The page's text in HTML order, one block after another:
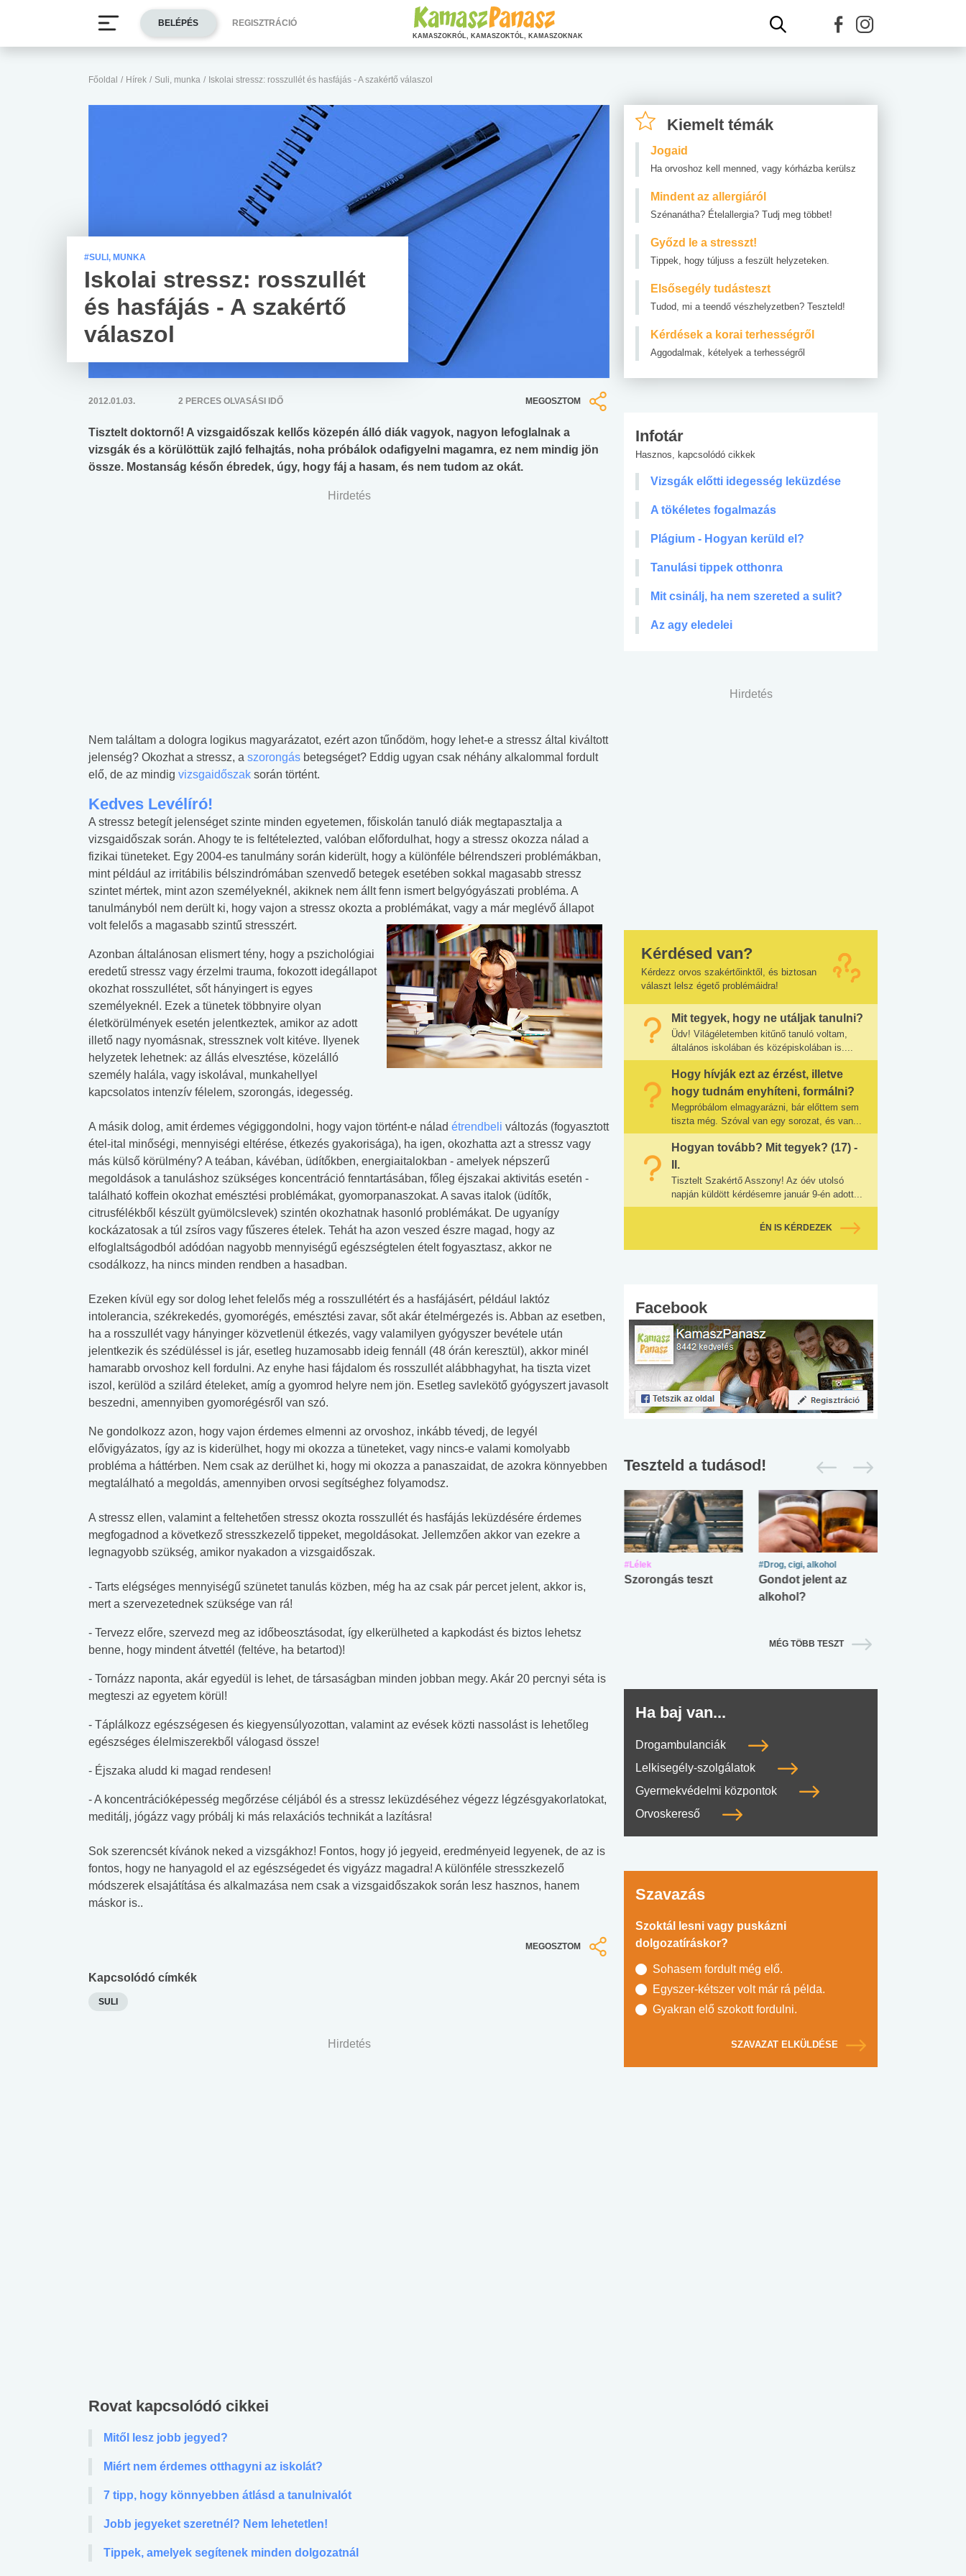
Főoldal / Hírek / Suli, munka / Iskolai stressz: rosszullét és hasfájás - A szakértő válaszol
#SULI, MUNKA
Iskolai stressz: rosszullét
és hasfájás - A szakértő
válaszol
2012.01.03. 2 PERCES OLVASÁSI IDŐ MEGOSZTOM
Tisztelt doktornő! A vizsgaidőszak kellős közepén álló diák vagyok, nagyon lefoglalnak a
vizsgák és a körülöttük zajló felhajtás, noha próbálok odafigyelni magamra, ez nem mindig jön
össze. Mostanság későn ébredek, úgy, hogy fáj a hasam, és nem tudom az okát.
Hirdetés
Nem találtam a dologra logikus magyarázatot, ezért azon tűnődöm, hogy lehet-e a stressz által kiváltott
jelenség? Okozhat a stressz, a szorongás betegséget? Eddig ugyan csak néhány alkalommal fordult
elő, de az mindig vizsgaidőszak során történt.
Kedves Levélíró!
A stressz betegít jelenséget szinte minden egyetemen, főiskolán tanuló diák megtapasztalja a
vizsgaidőszak során. Ahogy te is feltételezted, valóban előfordulhat, hogy a stressz okozza nálad a
fizikai tüneteket. Egy 2004-es tanulmány során kiderült, hogy a különféle bélrendszeri problémákban,
mint például az irritábilis bélszindrómában szenvedő betegek esetében sokkal magasabb stressz
szintet mértek, mint azon személyeknél, akiknek nem állt fenn ismert belgyógyászati probléma. A
tanulmányból nem derült ki, hogy vajon a stressz okozta a problémákat, vagy a már meglévő állapot
volt felelős a magasabb szintű stresszért.
Azonban általánosan elismert tény, hogy a pszichológiai
eredetű stressz vagy érzelmi trauma, fokozott idegállapot
okozhat rosszullétet, sőt hányingert is egyes
személyeknél. Ezek a tünetek többnyire olyan
életkörülmények esetén jelentkeztek, amikor az adott
illető nagy nyomásnak, stressznek volt kitéve. Ilyenek
helyzetek lehetnek: az állás elvesztése, közelálló
személy halála, vagy iskolával, munkahellyel
kapcsolatos intenzív félelem, szorongás, idegesség.
A másik dolog, amit érdemes végiggondolni, hogy vajon történt-e nálad étrendbeli változás (fogyasztott
étel-ital minőségi, mennyiségi eltérése, étkezés gyakorisága), ha igen, okozhatta azt a stressz vagy
más külső körülmény? A teában, kávéban, üdítőkben, energiaitalokban - amelyek népszerű
megoldások a tanuláshoz szükséges koncentráció fenntartásában, főleg éjszakai aktivitás esetén -
található koffein okozhat emésztési problémákat, gyomorpanaszokat. A savas italok (üdítők,
citrusfélékből készült gyümölcslevek) szintén okozhatnak hasonló problémákat. De ugyanígy
kockázatosak a túl zsíros vagy fűszeres ételek. Tehát ha azon veszed észre magad, hogy az
elfoglaltságodból adódóan nagyobb mennyiségű egészségtelen ételt fogyasztasz, akkor ne
csodálkozz, ha nincs minden rendben a hasadban.
Ezeken kívül egy sor dolog lehet felelős még a rosszullétért és a hasfájásért, például laktóz
intolerancia, székrekedés, gyomorégés, emésztési zavar, sőt akár ételmérgezés is. Abban az esetben,
ha a rosszullét vagy hányinger közvetlenül étkezés, vagy valamilyen gyógyszer bevétele után
jelentkezik és szédüléssel is jár, esetleg huzamosabb ideig fennáll (48 órán keresztül), akkor minél
hamarabb orvoshoz kell fordulni. Az enyhe hasi fájdalom és rosszullét alábbhagyhat, ha tiszta vizet
iszol, kerülöd a szilárd ételeket, amíg a gyomrod helyre nem jön. Esetleg savlekötő gyógyszert javasolt
beszedni, amennyiben gyomorégésről van szó.
Ne gondolkozz azon, hogy vajon érdemes elmenni az orvoshoz, inkább tévedj, de legyél
elővigyázatos, így az is kiderülhet, hogy mi okozza a tüneteket, vagy nincs-e valami komolyabb
probléma a háttérben. Nem csak az derülhet ki, hogy mi okozza a panaszaidat, de azokra könnyebben
megtalálható a megoldás, amennyiben orvosi segítséghez folyamodsz.
A stressz ellen, valamint a feltehetően stressz okozta rosszullét és hasfájás leküzdésére érdemes
megfogadnod a következő stresszkezelő tippeket, megoldásokat. Jellemzően akkor van ezekre a
legnagyobb szükség, amikor nyakadon a vizsgaidőszak.
- Tarts elégséges mennyiségű szünetet tanulás közben, még ha az csak pár percet jelent, akkor is,
mert a szervezetednek szüksége van rá!
- Tervezz előre, szervezd meg az időbeosztásodat, így elkerülheted a kapkodást és biztos lehetsz
benne, hogy mindent átvettél (feltéve, ha betartod)!
- Tornázz naponta, akár egyedül is lehet, de társaságban minden jobban megy. Akár 20 percnyi séta is
megteszi az egyetem körül!
- Táplálkozz egészségesen és kiegyensúlyozottan, valamint az evések közti nassolást is lehetőleg
egészséges élelmiszerekből válogasd össze!
- Éjszaka aludd ki magad rendesen!
- A koncentrációképesség megőrzése céljából és a stressz leküzdéséhez végezz légzésgyakorlatokat,
meditálj, jógázz vagy próbálj ki más relaxációs technikát a lazításra!
Sok szerencsét kívánok neked a vizsgákhoz! Fontos, hogy jó jegyeid, eredményeid legyenek, de az is
fontos, hogy ne hanyagold el az egészségedet és vigyázz magadra! A különféle stresszkezelő
módszerek elsajátítása és alkalmazása nem csak a vizsgaidőszakok során lesz hasznos, hanem
máskor is..
MEGOSZTOM
Kapcsolódó címkék
SULI
Hirdetés
Rovat kapcsolódó cikkei
Mitől lesz jobb jegyed?
Miért nem érdemes otthagyni az iskolát?
7 tipp, hogy könnyebben átlásd a tanulnivalót
Jobb jegyeket szeretnél? Nem lehetetlen!
Tippek, amelyek segítenek minden dolgozatnál
Kiemelt témák
Jogaid
Ha orvoshoz kell menned, vagy kórházba kerülsz
Mindent az allergiáról
Szénanátha? Ételallergia? Tudj meg többet!
Győzd le a stresszt!
Tippek, hogy túljuss a feszült helyzeteken.
Elsősegély tudásteszt
Tudod, mi a teendő vészhelyzetben? Teszteld!
Kérdések a korai terhességről
Aggodalmak, kételyek a terhességről
Infotár
Hasznos, kapcsolódó cikkek
Vizsgák előtti idegesség leküzdése
A tökéletes fogalmazás
Plágium - Hogyan kerüld el?
Tanulási tippek otthonra
Mit csinálj, ha nem szereted a sulit?
Az agy eledelei
Hirdetés
Kérdésed van?
Kérdezz orvos szakértőinktől, és biztosan
választ lelsz égető problémáidra!
Mit tegyek, hogy ne utáljak tanulni?
Üdv! Világéletemben kitűnő tanuló voltam,
általános iskolában és középiskolában is....
Hogy hívják ezt az érzést, illetve
hogy tudnám enyhíteni, formálni?
Megpróbálom elmagyarázni, bár előttem sem
tiszta még. Szóval van egy sorozat, és van...
Hogyan tovább? Mit tegyek? (17) -
II.
Tisztelt Szakértő Asszony! Az óév utolsó
napján küldött kérdésemre január 9-én adott...
ÉN IS KÉRDEZEK
Facebook
Teszteld a tudásod!
Mekkora az ökológiai
lábnyomod?
Elsősegély
tudásteszt
Angol középfokú
nyelvvizsga teszt -
Internet-függőség
teszt
#Lélek
Szorongás teszt
#Drog, cigi, alkohol
Gondot jelent az
alkohol?
MÉG TÖBB TESZT
Ha baj van...
Drogambulanciák
Lelkisegély-szolgálatok
Gyermekvédelmi központok
Orvoskereső
Szavazás
Szoktál lesni vagy puskázni
dolgozatíráskor?
Sohasem fordult még elő.
Egyszer-kétszer volt már rá példa.
Gyakran elő szokott fordulni.
SZAVAZAT ELKÜLDÉSE
BELÉPÉS REGISZTRÁCIÓ
KAMASZOKRÓL, KAMASZOKTÓL, KAMASZOKNAK